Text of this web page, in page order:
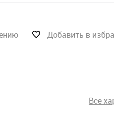
Добавить в
Все